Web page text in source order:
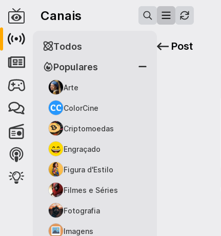
Canais
Populares
Arte
ColorCine
Criptomoedas
Engraçado
Figura d'Estilo
Filmes e Séries
Fotografia
Imagens
Todos Post